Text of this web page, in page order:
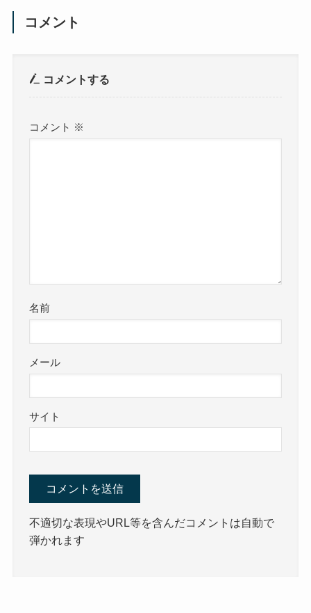
コメント
コメントする
コメント ※
名前
メール
サイト
不適切な表現やURL等を含んだコメントは自動で
弾かれます